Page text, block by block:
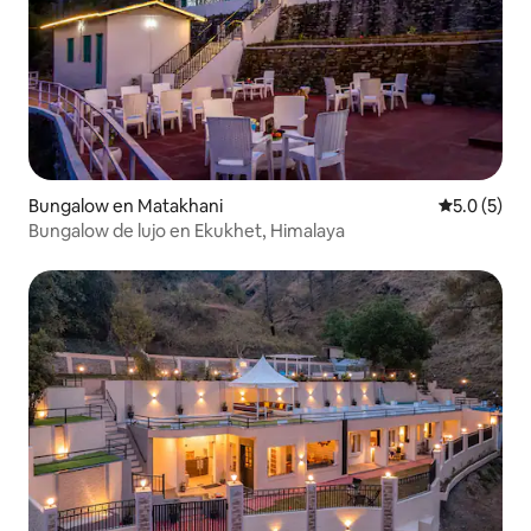
Bungalow en Matakhani
5.0 (5)
Bungalow de lujo en Ekukhet, Himalaya